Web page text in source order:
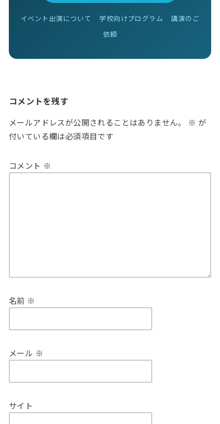
イベント出演について 学校向けプログラム
講演のご
依頼
コメントを残す
メールアドレスが公開されることはありません。 ※ が
付いている欄は必須項目です
コメント ※
名前 ※
メール ※
サイト